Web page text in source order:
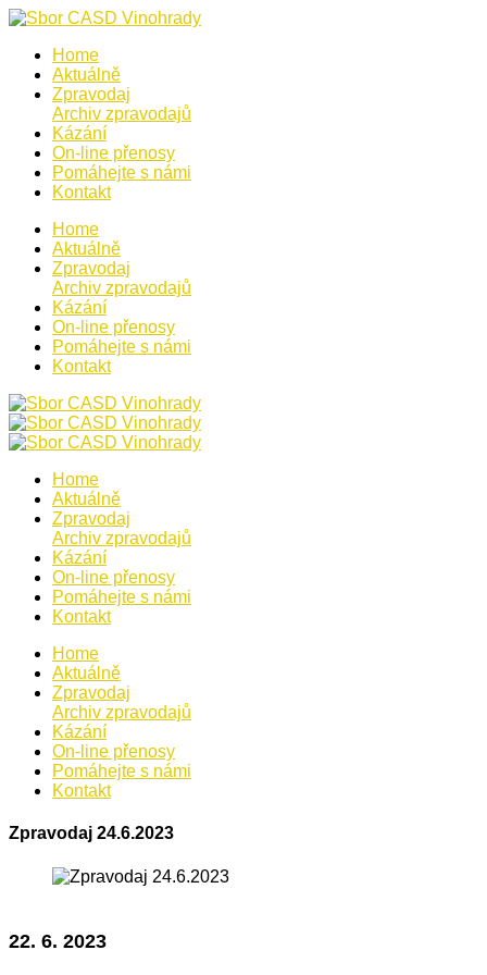
Home
Aktuálně
Zpravodaj
Archiv zpravodajů
Kázání
On-line přenosy
Pomáhejte s námi
Kontakt
Home
Aktuálně
Zpravodaj
Archiv zpravodajů
Kázání
On-line přenosy
Pomáhejte s námi
Kontakt
Home
Aktuálně
Zpravodaj
Archiv zpravodajů
Kázání
On-line přenosy
Pomáhejte s námi
Kontakt
Home
Aktuálně
Zpravodaj
Archiv zpravodajů
Kázání
On-line přenosy
Pomáhejte s námi
Kontakt
Zpravodaj 24.6.2023
22. 6. 2023